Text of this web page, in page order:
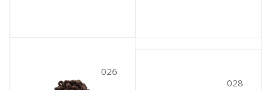
026
028